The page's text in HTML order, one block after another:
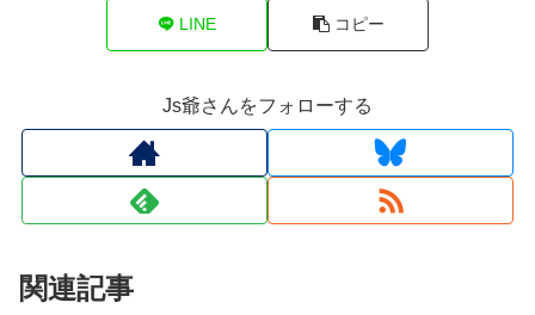
LINE コピー
Js爺さんをフォローする
関連記事